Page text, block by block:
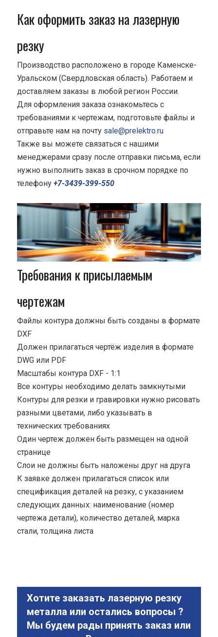
Как оформить заказ на лазерную
резку
Производство расположено в городе Каменске-
Уральском (Свердловская область). Работаем и
доставляем заказы в любой регион России.
Для оформления заказа ознакомьтесь с
требованиями к чертежам, подготовьте файлы и
отправьте нам на почту sale@prelektro.ru
Также вы можете связаться с нашими
менеджерами сразу после отправки письма, если
нужно выполнить заказ в срочном порядке по
телефону +7-3439-399-550
Требования к присылаемым
чертежам
Файлы контура должны быть созданы в формате
DXF
Должен прилагаться чертёж изделия в формате
DWG или PDF
Масштабы контура DXF - 1:1
Все контуры необходимо делать замкнутыми
Контуры для резки и гравировки нужно рисовать
разными цветами, либо указывать в
технических требованиях
Один чертеж должен быть размещен на одной
странице
Cлои не должны быть наложены друг на друга
К заявке должен прилагаться список или
спецификация деталей на резку, с указанием
следующих данных: наименование (номер
чертежа детали), количество деталей, марка
стали, толщина листа
Хотите заказать лазерную резку
металла или остались вопросы ?
Мы будем рады принять заказ или